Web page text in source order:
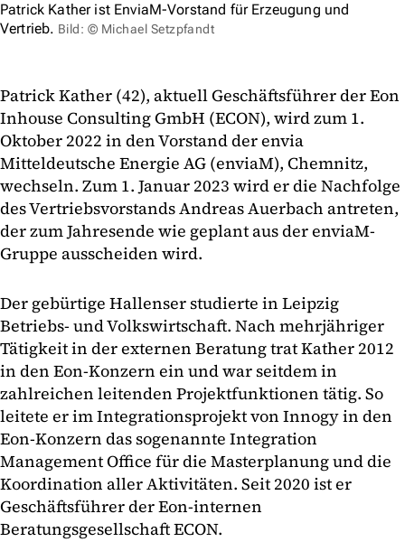
Patrick Kather ist EnviaM-Vorstand für Erzeugung und
Vertrieb. Bild: © Michael Setzpfandt
Patrick Kather (42), aktuell Geschäftsführer der Eon
Inhouse Consulting GmbH (ECON), wird zum 1.
Oktober 2022 in den Vorstand der envia
Mitteldeutsche Energie AG (enviaM), Chemnitz,
wechseln. Zum 1. Januar 2023 wird er die Nachfolge
des Vertriebsvorstands Andreas Auerbach antreten,
der zum Jahresende wie geplant aus der enviaM-
Gruppe ausscheiden wird.
Der gebürtige Hallenser studierte in Leipzig
Betriebs- und Volkswirtschaft. Nach mehrjähriger
Tätigkeit in der externen Beratung trat Kather 2012
in den Eon-Konzern ein und war seitdem in
zahlreichen leitenden Projektfunktionen tätig. So
leitete er im Integrationsprojekt von Innogy in den
Eon-Konzern das sogenannte Integration
Management Office für die Masterplanung und die
Koordination aller Aktivitäten. Seit 2020 ist er
Geschäftsführer der Eon-internen
Beratungsgesellschaft ECON.